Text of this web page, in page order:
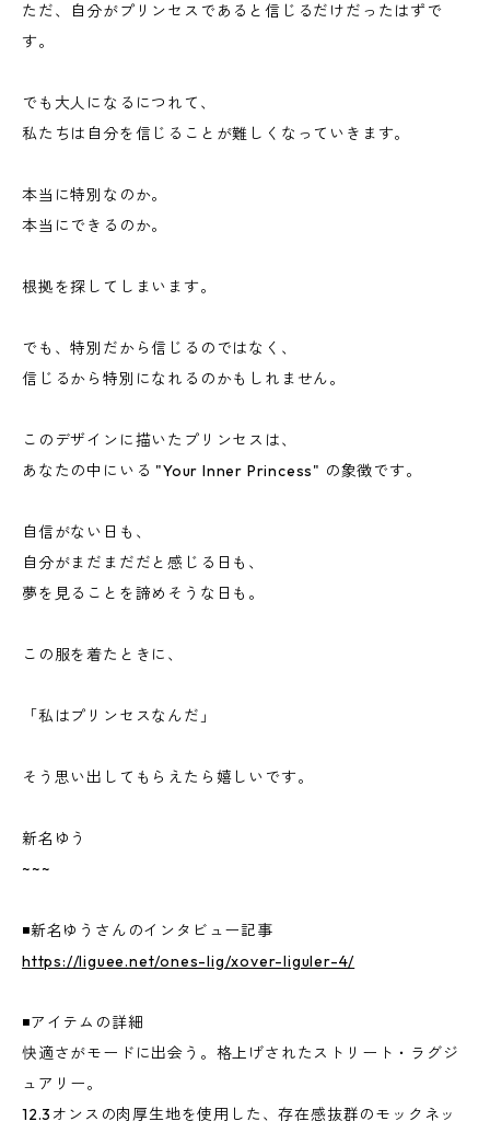
ただ、自分がプリンセスであると信じるだけだったはずで
す。
でも大人になるにつれて、
私たちは自分を信じることが難しくなっていきます。
本当に特別なのか。
本当にできるのか。
根拠を探してしまいます。
でも、特別だから信じるのではなく、
信じるから特別になれるのかもしれません。
このデザインに描いたプリンセスは、
あなたの中にいる "Your Inner Princess" の象徴です。
自信がない日も、
自分がまだまだだと感じる日も、
夢を見ることを諦めそうな日も。
この服を着たときに、
「私はプリンセスなんだ」
そう思い出してもらえたら嬉しいです。
新名ゆう
~~~
◾️新名ゆうさんのインタビュー記事
https://liguee.net/ones-lig/xover-liguler-4/
◾️アイテムの詳細
快適さがモードに出会う。格上げされたストリート・ラグジ
ュアリー。
12.3オンスの肉厚生地を使用した、存在感抜群のモックネッ